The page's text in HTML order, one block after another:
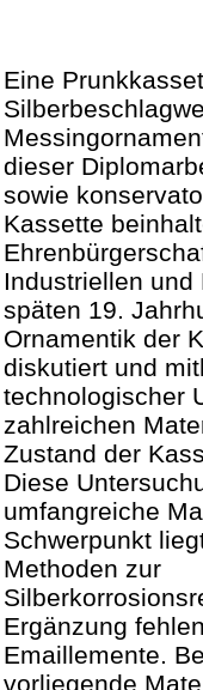
Eine
dieser
sowie
Kassette
Industriellen
späten 19.
Ornamentik der
diskutiert und
technologischer
zahlreichen
Zustand der
Diese
umfangreiche
Schwerpunkt
Methoden zur
Ergänzung
Emaillemente.
vorliegende